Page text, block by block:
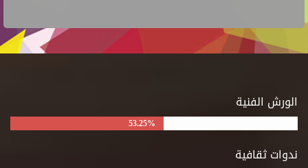
الورش الفنية
53.25%
ندوات ثقافية